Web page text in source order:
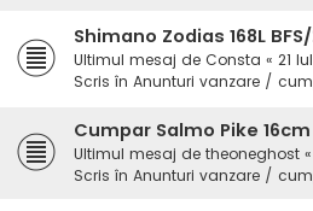
Shimano Zodias 168L
Ultimul mesaj de Consta « 21
Scris în Anunturi vanzare /
Cumpar Salmo Pike 16cm
Ultimul mesaj de theoneghost «
Scris în Anunturi vanzare /